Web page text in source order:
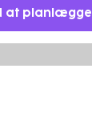
at planlægge